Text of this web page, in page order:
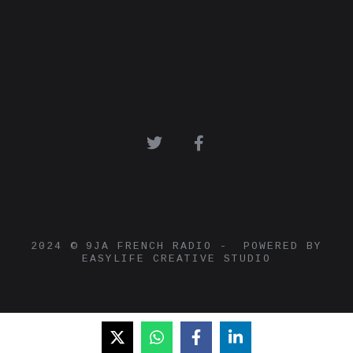
2024 © 9JA FRENCH RADIO - POWERED BY
EASYLIFE CREATIVE STUDIO